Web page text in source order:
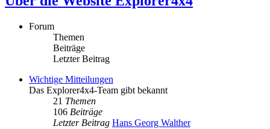
Forum
Themen
Beiträge
Letzter Beitrag
Wichtige Mitteilungen
Das Explorer4x4-Team gibt bekannt
21 Themen
106 Beiträge
Letzter Beitrag Hans Georg Walther